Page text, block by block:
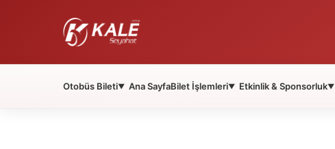
Otobüs Bileti▼ Ana SayfaBilet İşlemleri▼ Etkinlik & Sponsorluk▼